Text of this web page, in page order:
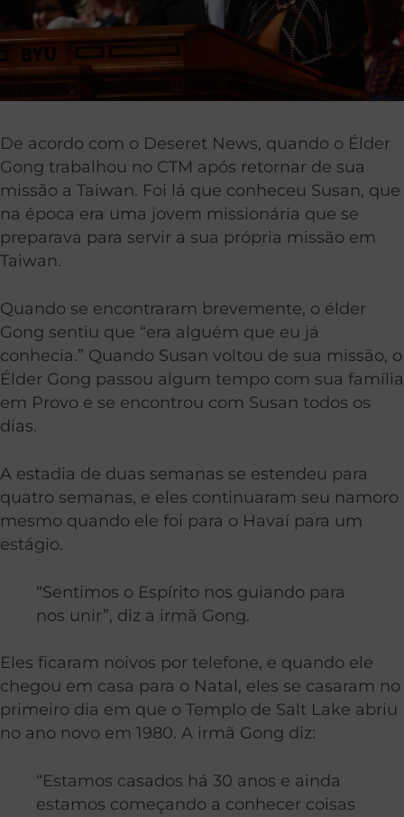
De acordo com o Deseret News, quando o Élder
Gong trabalhou no CTM após retornar de sua
missão a Taiwan. Foi lá que conheceu Susan, que
na época era uma jovem missionária que se
preparava para servir a sua própria missão em
Taiwan.
Quando se encontraram brevemente, o élder
Gong sentiu que “era alguém que eu já
conhecia.” Quando Susan voltou de sua missão, o
Élder Gong passou algum tempo com sua família
em Provo e se encontrou com Susan todos os
dias.
A estadia de duas semanas se estendeu para
quatro semanas, e eles continuaram seu namoro
mesmo quando ele foi para o Havaí para um
estágio.
“Sentimos o Espírito nos guiando para
nos unir”, diz a irmã Gong.
Eles ficaram noivos por telefone, e quando ele
chegou em casa para o Natal, eles se casaram no
primeiro dia em que o Templo de Salt Lake abriu
no ano novo em 1980. A irmã Gong diz:
“Estamos casados há 30 anos e ainda
estamos começando a conhecer coisas